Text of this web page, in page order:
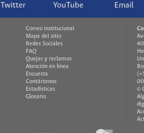
Twitter YouTube Email
Correo institucional
Mapa del sitio
Redes Sociales
FAQ
Quejas y reclamos
Atención en línea
Encuesta
Contáctenos
Estadísticas
Glosario
©